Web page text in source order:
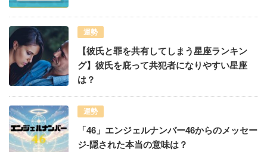
運勢
【彼氏と罪を共有してしまう星座ランキン
グ】彼氏を庇って共犯者になりやすい星座
は？
運勢
「46」エンジェルナンバー46からのメッセー
ジ-隠された本当の意味は？